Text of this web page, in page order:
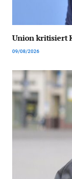
Union kritisiert
09/08/2026